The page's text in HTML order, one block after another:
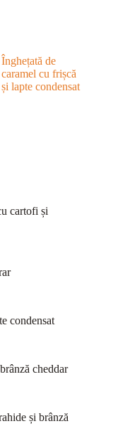
Înghețată de
caramel cu frișcă
și lapte condensat
cartofi și
condensat
cheddar
și brânză